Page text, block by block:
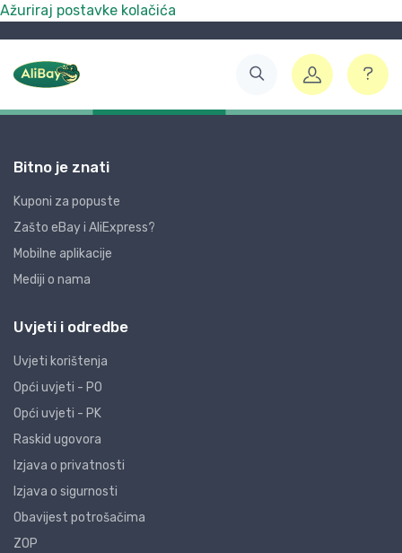
Ažuriraj postavke kolačića
Bitno je znati
Kuponi za popuste
Zašto eBay i AliExpress?
Mobilne aplikacije
Mediji o nama
Uvjeti i odredbe
Uvjeti korištenja
Opći uvjeti - PO
Opći uvjeti - PK
Raskid ugovora
Izjava o privatnosti
Izjava o sigurnosti
Obavijest potrošačima
ZOP